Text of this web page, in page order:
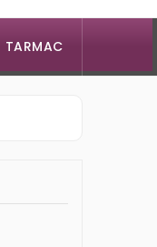
TARMAC